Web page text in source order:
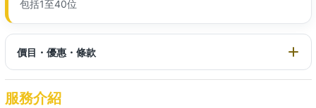
包括1至40位
價目・優惠・條款
服務介紹